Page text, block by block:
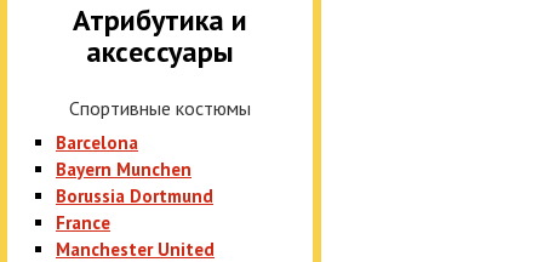
Атрибутика и
аксессуары
Спортивные костюмы
Barcelona
Bayern Munchen
Borussia Dortmund
France
Manchester United